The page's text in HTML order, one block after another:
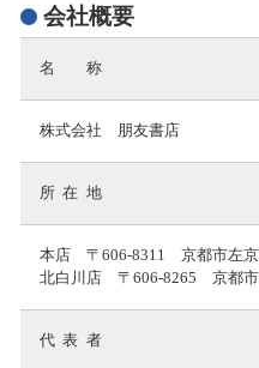
会社概要
名 称
株式会社 朋友書店
所在 地
本店 〒606-8311 京都市左京
北白川店 〒606-8265 京都市
代表 者